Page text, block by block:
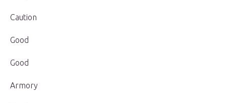
Caution
Good
Good
Armory